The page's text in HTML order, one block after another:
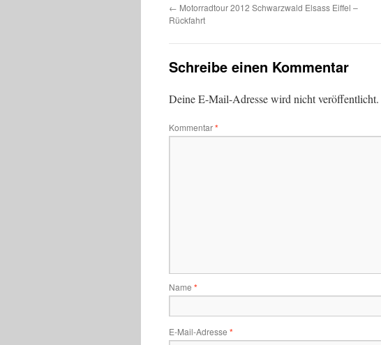
← Motorradtour 2012 Schwarzwald Elsass Eiffel –
Rückfahrt
Schreibe einen Kommentar
Deine E-Mail-Adresse wird nicht veröffentlicht.
Kommentar*
Name *
E-Mail-Adresse *